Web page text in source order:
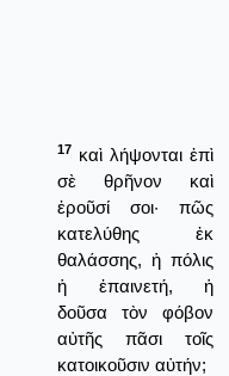
17 καὶ λήψονται ἐπὶ
σὲ θρῆνον καὶ
ἐροῦσί σοι· πῶς
κατελύθης ἐκ
θαλάσσης, ἡ πόλις
ἡ ἐπαινετή, ἡ
δοῦσα τὸν φόβον
αὐτῆς πᾶσι τοῖς
κατοικοῦσιν αὐτήν;